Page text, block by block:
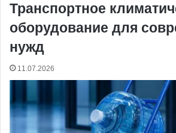
Транспортное
оборудование для
нужд
11.07.2026